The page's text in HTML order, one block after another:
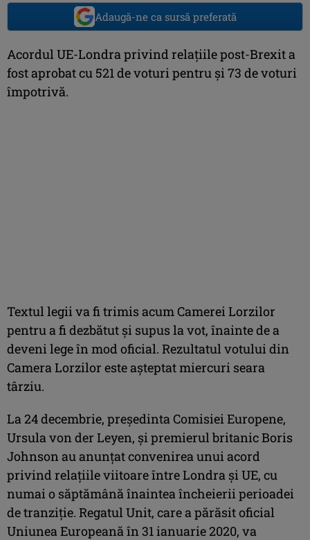
Adaugă-ne ca sursă preferată
Acordul UE-Londra privind relaţiile post-Brexit a
fost aprobat cu 521 de voturi pentru şi 73 de voturi
împotrivă.
Textul legii va fi trimis acum Camerei Lorzilor
pentru a fi dezbătut şi supus la vot, înainte de a
deveni lege în mod oficial. Rezultatul votului din
Camera Lorzilor este aşteptat miercuri seara
târziu.
La 24 decembrie, preşedinta Comisiei Europene,
Ursula von der Leyen, şi premierul britanic Boris
Johnson au anunţat convenirea unui acord
privind relaţiile viitoare între Londra şi UE, cu
numai o săptămână înaintea încheierii perioadei
de tranziţie. Regatul Unit, care a părăsit oficial
Uniunea Europeană în 31 ianuarie 2020, va